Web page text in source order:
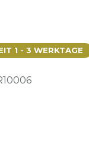
1 - 3 WERKTAGE